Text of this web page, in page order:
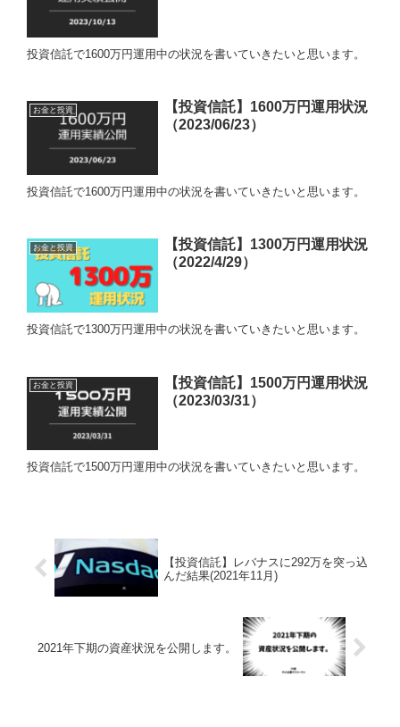
投資信託で1600万円運用中の状況を書いていきたいと思います。
お金と投資
【投資信託】1600万円運用状況
（2023/06/23）
投資信託で1600万円運用中の状況を書いていきたいと思います。
お金と投資
【投資信託】1300万円運用状況
（2022/4/29）
投資信託で1300万円運用中の状況を書いていきたいと思います。
お金と投資
【投資信託】1500万円運用状況
（2023/03/31）
投資信託で1500万円運用中の状況を書いていきたいと思います。
【投資信託】レバナスに292万を突っ込
んだ結果(2021年11月)
2021年下期の資産状況を公開します。